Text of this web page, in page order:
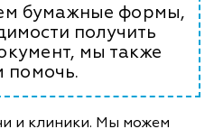
бумажные формы,
получить
мы также
помочь.
и клиники. Мы можем